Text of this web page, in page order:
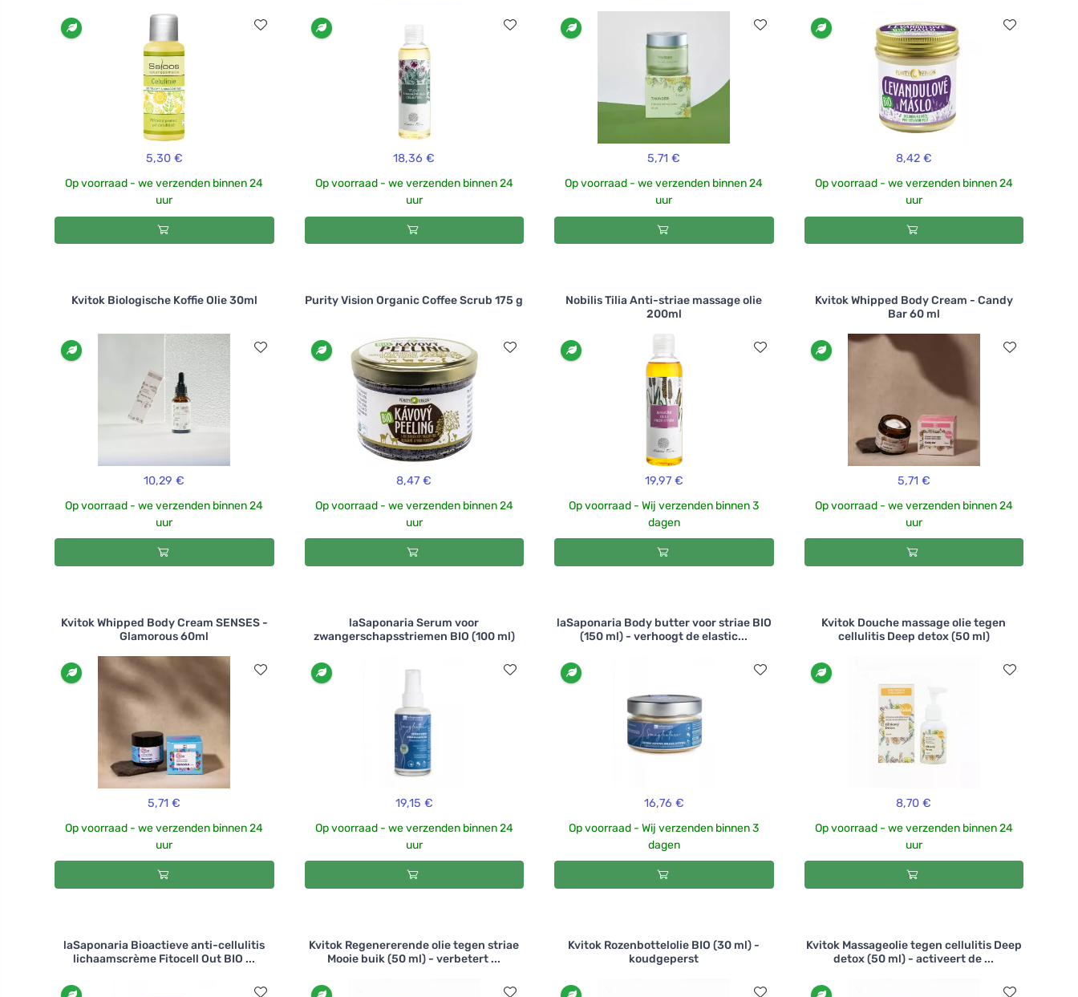
5,30 €
Op voorraad - we verzenden binnen 24
uur
18,36 €
Op voorraad - we verzenden binnen 24
uur
5,71 €
Op voorraad - we verzenden binnen 24
uur
8,42 €
Op voorraad - we verzenden binnen 24
uur
Kvitok Biologische Koffie Olie 30ml
10,29 €
Op voorraad - we verzenden binnen 24
uur
Purity Vision Organic Coffee Scrub 175 g
8,47 €
Op voorraad - we verzenden binnen 24
uur
Nobilis Tilia Anti-striae massage olie
200ml
19,97 €
Op voorraad - Wij verzenden binnen 3
dagen
Kvitok Whipped Body Cream - Candy
Bar 60 ml
5,71 €
Op voorraad - we verzenden binnen 24
uur
Kvitok Whipped Body Cream SENSES -
Glamorous 60ml
5,71 €
Op voorraad - we verzenden binnen 24
uur
laSaponaria Serum voor
zwangerschapsstriemen BIO (100 ml)
19,15 €
Op voorraad - we verzenden binnen 24
uur
laSaponaria Body butter voor striae BIO
(150 ml) - verhoogt de elastic...
16,76 €
Op voorraad - Wij verzenden binnen 3
dagen
Kvitok Douche massage olie tegen
cellulitis Deep detox (50 ml)
8,70 €
Op voorraad - we verzenden binnen 24
uur
laSaponaria Bioactieve anti-cellulitis
lichaamscrème Fitocell Out BIO ...
Kvitok Regenererende olie tegen striae
Mooie buik (50 ml) - verbetert ...
Kvitok Rozenbottelolie BIO (30 ml) -
koudgeperst
Kvitok Massageolie tegen cellulitis Deep
detox (50 ml) - activeert de ...